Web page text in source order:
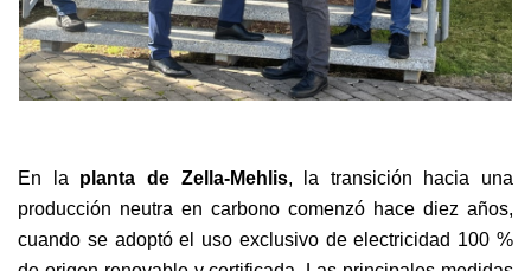
En la planta de Zella-Mehlis, la transición hacia una
producción neutra en carbono comenzó hace diez años,
cuando se adoptó el uso exclusivo de electricidad 100 %